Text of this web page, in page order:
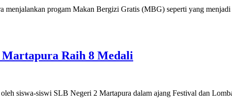
menjalankan progam Makan Bergizi Gratis (MBG) seperti yang
Martapura Raih 8 Medali
siswa-siswi SLB Negeri 2 Martapura dalam ajang Festival dan